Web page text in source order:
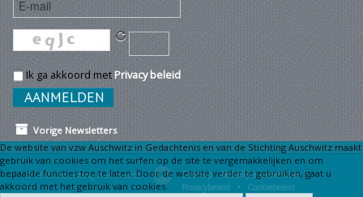
Ik ga akkoord metPrivacy beleid
Vorige Newsletters
Sitemap Wettelijke informatie •
Privacybeleid •
Cookiebeleid
© 2026 Stichting Auschwitz
De website van vzw Auschwitz in Gedachtenis en van de Stichting Auschwitz maakt
gebruik van cookies om het surfen op de site te vergemakkelijken en om
bepaalde functies toe te laten. Door de website verder te gebruiken, gaat u
akkoord met het gebruik van cookies.